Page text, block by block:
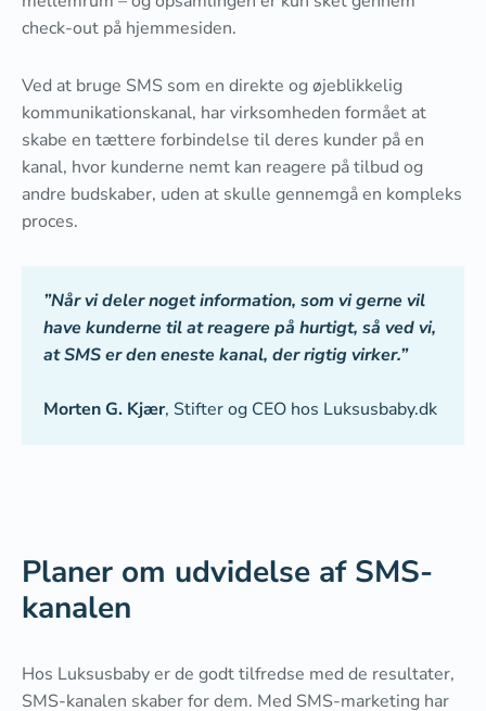
check-out på hjemmesiden.
Ved at bruge SMS som en direkte og øjeblikkelig
kommunikationskanal, har virksomheden formået at
skabe en tættere forbindelse til deres kunder på en
kanal, hvor kunderne nemt kan reagere på tilbud og
andre budskaber, uden at skulle gennemgå en kompleks
proces.
”Når vi deler noget information, som vi gerne vil
have kunderne til at reagere på hurtigt, så ved vi,
at SMS er den eneste kanal, der rigtig virker.”
Morten G. Kjær, Stifter og CEO hos Luksusbaby.dk
Planer om udvidelse af SMS-
kanalen
Hos Luksusbaby er de godt tilfredse med de resultater,
SMS-kanalen skaber for dem. Med SMS-marketing har